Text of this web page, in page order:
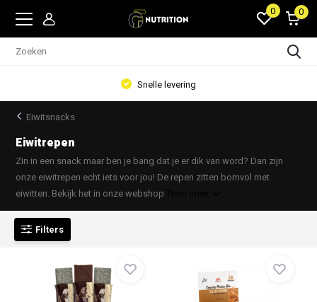
0 0
Snelle levering
Eiwitsnacks
Eiwitrepen
Zin in een snack maar ben je bang dat je er dik van word? Dan zijn
onze eiwitrepen echt iets voor jou! De repen zitten bomvol met
eiwitten. Bekijk het in onze webshop
Filters